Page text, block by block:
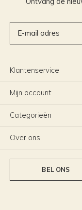
Klantenservice
Mijn account
Categorieën
Over ons
BEL ONS